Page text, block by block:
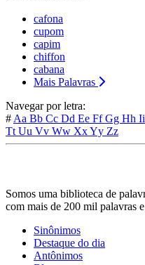
cafona
cupom
capim
chiffon
cabana
Mais Palavras
Navegar por letra:
#Aa Bb Cc Dd Ee FfGg Hh Ii
TtUu Vv Ww XxYy Zz
Somos uma biblioteca de
com mais de 200 mil palavras
Sinônimos
Destaque do dia
Antônimos